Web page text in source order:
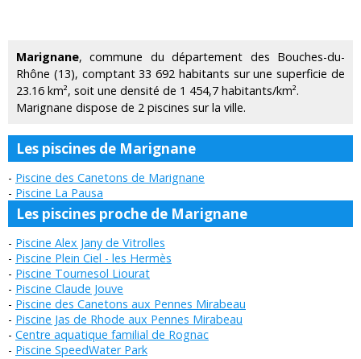
Marignane, commune du département des Bouches-du-
Rhône (13), comptant 33 692 habitants sur une superficie de
23.16 km², soit une densité de 1 454,7 habitants/km².
Marignane dispose de 2 piscines sur la ville.
Les piscines de Marignane
Piscine des Canetons de Marignane
Piscine La Pausa
Les piscines proche de Marignane
Piscine Alex Jany de Vitrolles
Piscine Plein Ciel - les Hermès
Piscine Tournesol Liourat
Piscine Claude Jouve
Piscine des Canetons aux Pennes Mirabeau
Piscine Jas de Rhode aux Pennes Mirabeau
Centre aquatique familial de Rognac
Piscine SpeedWater Park